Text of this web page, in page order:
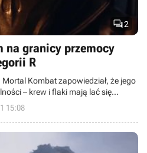
2
na granicy przemocy
R
Kombat zapowiedział, że jego
– krew i flaki mają lać się
tym z gier.
15:08